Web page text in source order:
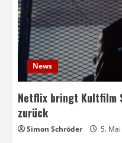
News
Netflix bringt Kultfilm
zurück
Simon Schröder 5.